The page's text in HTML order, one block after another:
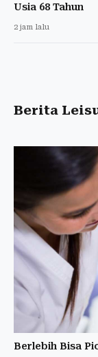
Usia 68 Tahun
2 jam lalu
Berita
Berlebih Bisa